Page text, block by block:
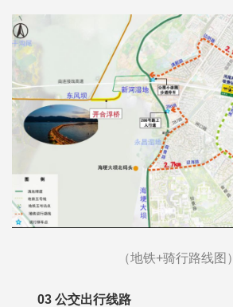
（地铁+骑行路线图）
03 公交出行线路